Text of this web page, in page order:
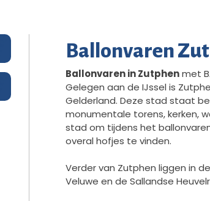
Ballonvaren
Ballonvaren in Zutphenmet
Gelegen aan de IJssel is
Gelderland. Deze stad staat
monumentale torens, kerken,
stad om tijdens het
overal hofjes te vinden.
Verder van Zutphen liggen in
Veluwe en de Sallandse